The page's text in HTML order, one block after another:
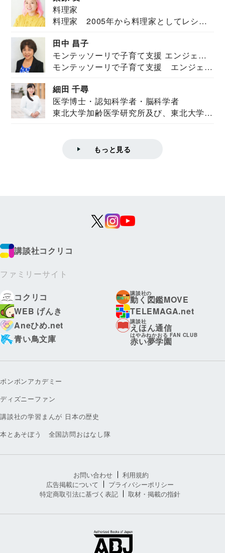
料理家
料理家 2005年から料理家としてレシピ
田中 昌子
モンテッソーリで子育て支援 エンジェル
ズハウス研究所所長
モンテッソーリで子育て支援 エンジェル
細田 千尋
医学博士・認知科学者・脳科学者
東北大学加齢医学研究所及び、東北大学大
もっと見る
講談社コクリコ
ファミリーサイト
コクリコ
講談社の
動く図鑑MOVE
WEB げんき
TELEMAGA.net
Aneひめ.net
講談社
えほん通信
青い鳥文庫
はやみねかおる FAN CLUB
赤い夢学園
ボンボンアカデミー
ディズニーファン
講談社の学習まんが 日本の歴史
本とあそぼう 全国訪問おはなし隊
お問い合わせ
利用規約
広告掲載について
プライバシーポリシー
特定商取引法に基づく表記
取材・掲載の指針